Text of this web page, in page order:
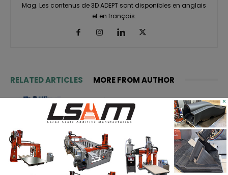
Mag. Les contenus de 3D ADEPT sont disponibles en anglais
et en français.
RELATED ARTICLES MORE FROM AUTHOR
ASTM prépare un cadre normatif
pour les pièces céramiques
imprimées en 3D
TE Connectivity mise sur
l’impression 3D pour la fabrication
×